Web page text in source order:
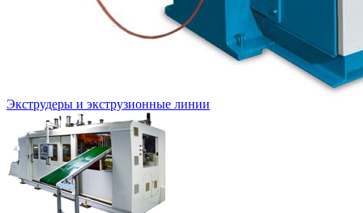
Экструдеры и экструзионные линии